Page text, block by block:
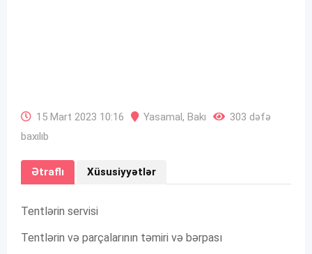
15 Mart 2023 10:16 Yasamal, Bakı
303 dəfə
baxılıb
Ətraflı Xüsusiyyətlər
Tentlərin servisi
Tentlərin və parçalarının təmiri və bərpası